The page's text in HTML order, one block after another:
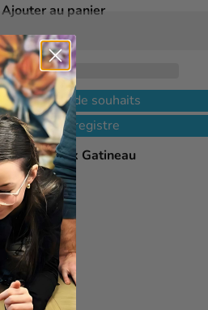
Ajouter au panier
à ma liste de souhaits
à mon registre
des jeux Gatineau